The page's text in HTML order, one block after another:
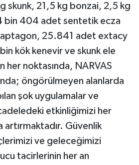
skunk, 21,5 kg bonzai, 2,5 kg
bin 404 adet sentetik ecza
25.841 adet extacy
kök kenevir ve skunk ele
her noktasında, NARVAS
öngörülmeyen alanlarda
şok uygulamalar ve
etkinliğimizi her
artırmaktadır. Güvenlik
ve geleceğimizi
tacirlerinin her an